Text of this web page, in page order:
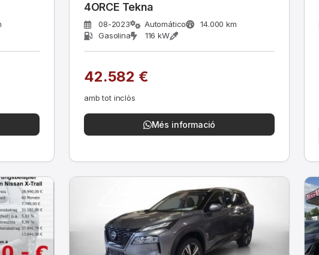
4ORCE Tekna
08-2023 Automático
14.000 km
Gasolina
116 kW
42.582 €
amb tot inclòs
Més informació